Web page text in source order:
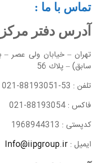
تماس با ما :
آدرس دفتر
تهران – خيابان ولی عصر –
سابق) – پلاك 56
تلفن : 53-88193051-021
فاكس : 88193054-021
کدپستی : 1968944313
ایمیل :Info@iipgroup.ir